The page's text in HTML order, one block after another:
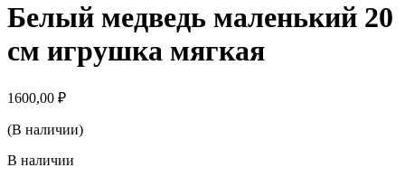
Белый медведь маленький 20
см игрушка мягкая
1600,00 ₽
(В наличии)
В наличии